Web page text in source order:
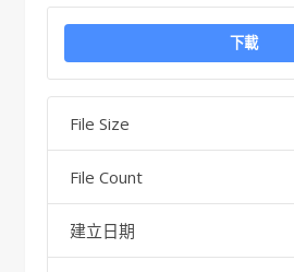
下載
File Size
File Count
建立日期